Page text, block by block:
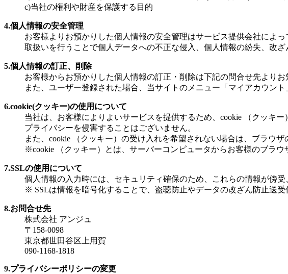
c)当社の権利や財産を保護する目的
4.個人情報の安全管理
お客様よりお預かりした個人情報の安全管理はサービス提供会社によ
取扱いを行うことで個人データへの不正な侵入、個人情報の紛失、改ざ
5.個人情報の訂正、削除
お客様からお預かりした個人情報の訂正・削除は下記の問合せ先よりお
また、ユーザー登録された場合、当サイトのメニュー「マイアカウント
6.cookie(クッキー)の使用について
当社は、お客様によりよいサービスを提供するため、cookie （クッキ
プライバシーを侵害することはございません。
また、cookie （クッキー）の受け入れを希望されない場合は、ブラウザ
※cookie （クッキー）とは、サーバーコンピュータからお客様のブラ
7.SSLの使用について
個人情報の入力時には、セキュリティ確保のため、これらの情報が傍受
※ SSLは情報を暗号化することで、盗聴防止やデータの改ざん防止送
8.お問合せ先
株式会社 アンジュ
〒158-0098
東京都世田谷区上用賀
090-1168-1818
9.プライバシーポリシーの変更